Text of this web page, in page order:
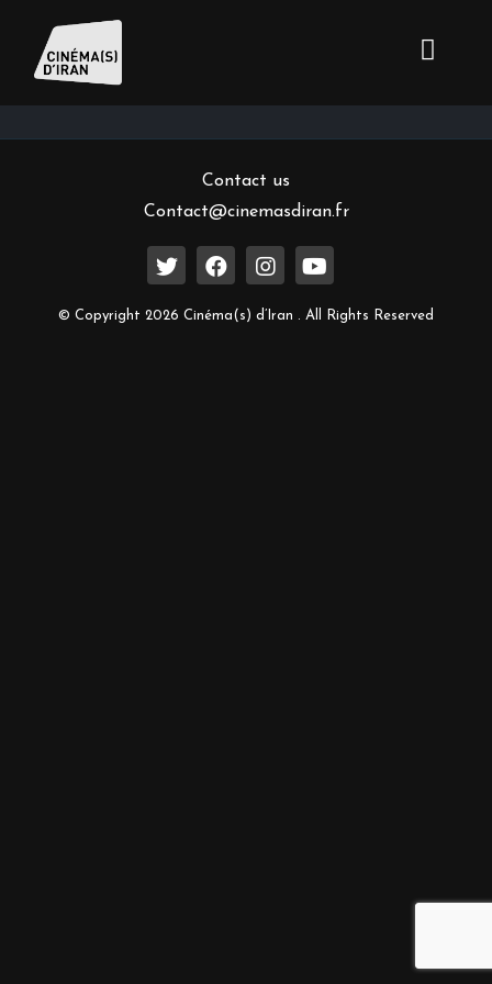
Inscrivez-vous à notre newsletter
Contact us
Contact@cinemasdiran.fr
© Copyright 2026 Cinéma(s) d’Iran . All Rights Reserved